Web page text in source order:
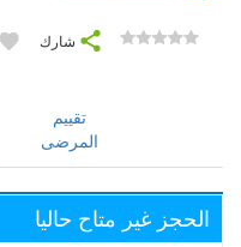
شارك
تقييم
المرضى
الحجز غير متاح حاليا